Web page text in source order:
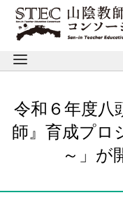
令和６年度八
師』育成プロ
～」が